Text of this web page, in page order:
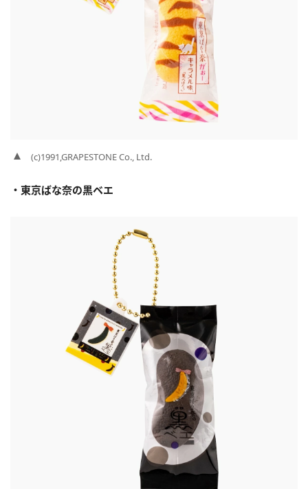
(c)1991,GRAPESTONE Co., Ltd.
・東京ばな奈の黒ベエ